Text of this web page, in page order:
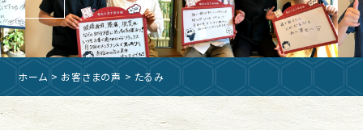
ホーム > お客さまの声 > たるみ